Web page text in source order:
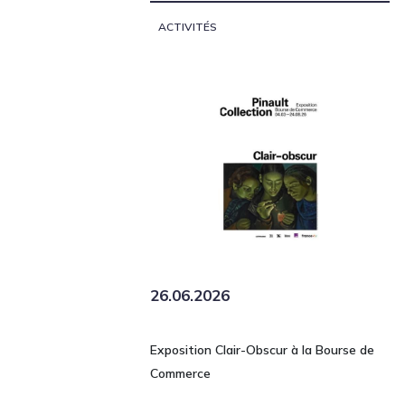
ACTIVITÉS
26.06.2026
Exposition Clair-Obscur à la Bourse de
Commerce